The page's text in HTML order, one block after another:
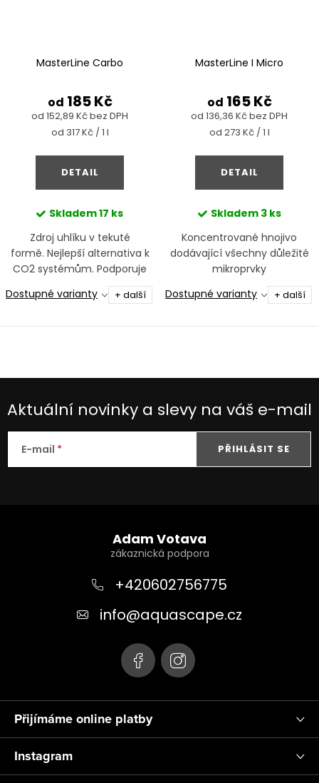
MasterLine Carbo
od 152,89 Kč bez DPH
od 185 Kč
Měrná
od 317 Kč / 1 l
DETAIL
Skladem17 ks
Zdroj uhlíku v tekuté
formě. Nejlepší alternativa k
CO2 systémům. Podporuje
zdravý růst rostlin a
podstatný úbytek řas.
Dostupné varianty + další
MasterLine I Micro
od 136,36 Kč bez DPH
od 165 Kč
Měrná
od 273 Kč / 1 l
DETAIL
Skladem 3 ks
Koncentrované hnojivo
dodávající všechny důležité
mikroprvky
Dostupné varianty
+ další
Aktuální novinky a slevy na váš e-mail
E-mail PŘIHLÁSIT SE
Přijímáme online platby
Adam Votava
+420602756775
info@aquascape.cz
Instagram